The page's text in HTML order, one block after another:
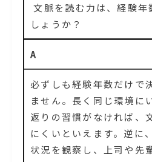
文脈を読む力は、経験年
しょうか？
A
必ずしも経験年数だけで
ません。長く同じ環境に
返りの習慣がなければ、
にくいといえます。逆に
状況を観察し、上司や先